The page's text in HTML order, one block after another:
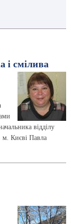
і смілива
відділу
м. Києві Павла